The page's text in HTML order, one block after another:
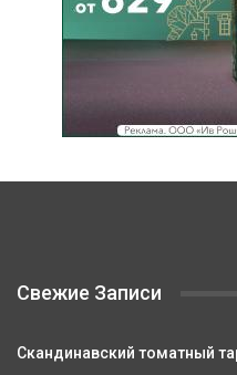
Свежие Записи
Скандинавский томатный